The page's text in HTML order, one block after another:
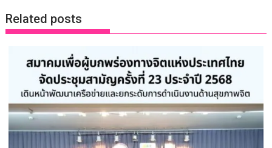
Related posts